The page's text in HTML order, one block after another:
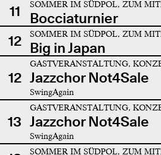
11 SOMMER IM SÜDPOL, ZUM
Bocciaturnier
12
SOMMER IM SÜDPOL, ZUM
Big in Japan
12
GASTVERANSTALTUNG,
Jazzchor Not4Sale
SwingAgain
13
GASTVERANSTALTUNG,
Jazzchor Not4Sale
SwingAgain
SOMMER IM SÜDPOL, ZUM